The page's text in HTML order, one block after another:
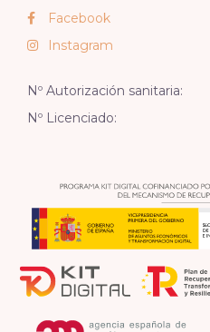
Facebook
Instagram
Nº Autorización sanitaria:
Nº Licenciado: